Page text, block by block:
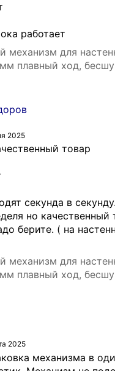
работает
механизм для
плавный ход,
2025
товар
секунда в
но качественный
берите. ( на
механизм для
плавный ход,
2025
механизма в